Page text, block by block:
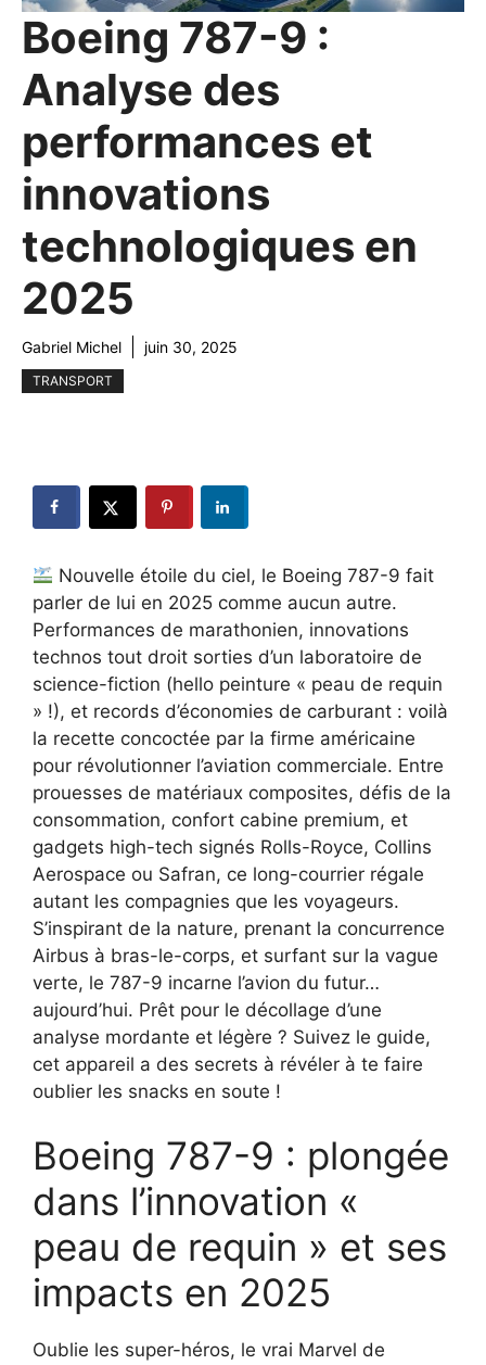
Boeing 787-9 :
Analyse des
performances et
innovations
technologiques en
2025
Gabriel Michel juin 30, 2025
TRANSPORT
Nouvelle étoile du ciel, le Boeing 787-9 fait
parler de lui en 2025 comme aucun autre.
Performances de marathonien, innovations
technos tout droit sorties d’un laboratoire de
science-fiction (hello peinture « peau de requin
» !), et records d’économies de carburant : voilà
la recette concoctée par la firme américaine
pour révolutionner l’aviation commerciale. Entre
prouesses de matériaux composites, défis de la
consommation, confort cabine premium, et
gadgets high-tech signés Rolls-Royce, Collins
Aerospace ou Safran, ce long-courrier régale
autant les compagnies que les voyageurs.
S’inspirant de la nature, prenant la concurrence
Airbus à bras-le-corps, et surfant sur la vague
verte, le 787-9 incarne l’avion du futur…
aujourd’hui. Prêt pour le décollage d’une
analyse mordante et légère ? Suivez le guide,
cet appareil a des secrets à révéler à te faire
oublier les snacks en soute !
Boeing 787-9 : plongée
dans l’innovation «
peau de requin » et ses
impacts en 2025
Oublie les super-héros, le vrai Marvel de